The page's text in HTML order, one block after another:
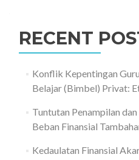
RECENT
Konflik Kepentingan
Belajar (Bimbel) Privat:
Tuntutan Penampilan
Beban Finansial
Kedaulatan Finansial